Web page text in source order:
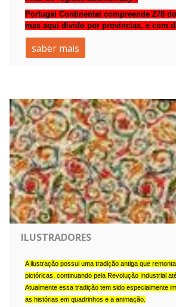
Portugal Continental compreende 278
mas aqui divido por provincias, e com
saber mais
ILUSTRADORES
A ilustração possui uma tradição antiga que
pictóricas, continuando pela Revolução Industrial
Atualmente essa tradição tem sido especialmente
as histórias em quadrinhos e a animação